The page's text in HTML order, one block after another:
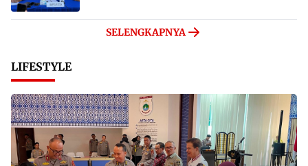
SELENGKAPNYA
LIFESTYLE